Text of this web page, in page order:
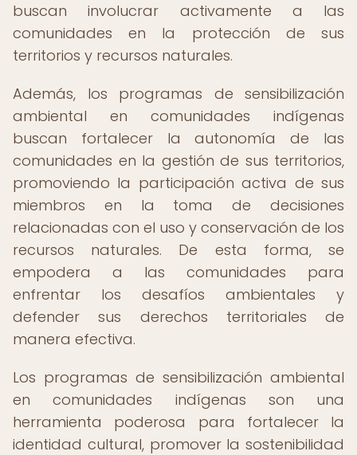
buscan involucrar activamente a las
comunidades en la protección de sus
territorios y recursos naturales.
Además, los programas de sensibilización
ambiental en comunidades indígenas
buscan fortalecer la autonomía de las
comunidades en la gestión de sus territorios,
promoviendo la participación activa de sus
miembros en la toma de decisiones
relacionadas con el uso y conservación de los
recursos naturales. De esta forma, se
empodera a las comunidades para
enfrentar los desafíos ambientales y
defender sus derechos territoriales de
manera efectiva.
Los programas de sensibilización ambiental
en comunidades indígenas son una
herramienta poderosa para fortalecer la
identidad cultural, promover la sostenibilidad